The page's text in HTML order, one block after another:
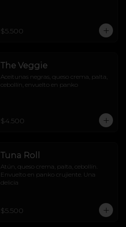
$5.500
The Veggie
Aceitunas negras, queso crema, palta,
cebollín, envuelto en panko
$4.500
Tuna Roll
Atún, queso crema, palta, cebollín.
Envuelto en panko crujiente. Una
delicia
$5.500